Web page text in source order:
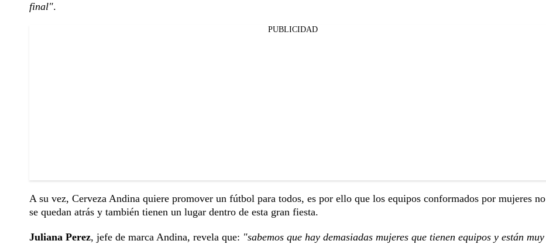
final".
PUBLICIDAD
A su vez, Cerveza Andina quiere promover un fútbol para todos, es por ello que los equipos conformados por mujeres no
se quedan atrás y también tienen un lugar dentro de esta gran fiesta.
Juliana Perez, jefe de marca Andina, revela que: "sabemos que hay demasiadas mujeres que tienen equipos y están muy